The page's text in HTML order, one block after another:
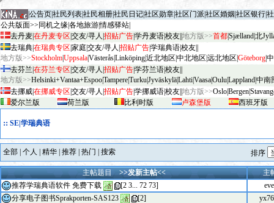
公告页社民列表社民相册社民日记社区勋章社区门派 社区婚姻 社区银行
公共版面>> 同机之缘各地旅游情感驿站
去丹麦在丹麦专区 交友/寻人 招贴广告学丹麦语校友 地方版>>首都Sjælland北
去瑞典在瑞典专区 家庭 交友/寻人 招贴广告学瑞典语校友
地方版>>StockholmUppsalaVästeråsLinköping近北地区 中北地区 远北地区 Göteborg
去芬兰 在芬兰专区 交友/寻人 招贴广告学芬兰语校友
地方版>>Helsinki+Vantaa+EspooTampereTurkuJyväskyläLahtiVaasaOuluLappland中南
去挪威在挪威专区 交友/寻人 招贴广告学挪威语校友 地方版>>OsloBergen
爱尔兰版
荷兰版 比利时版 卢森堡版 西班牙版
:: SE|学瑞典语
全部 个人 精华 推荐 热门 搜索 排序
主帖题目 >>发新主帖<<
主
推荐学瑞典语软件 免费下载
[2 3... 72 73]
分享电子图书Sprakporten-SAS123
[2]